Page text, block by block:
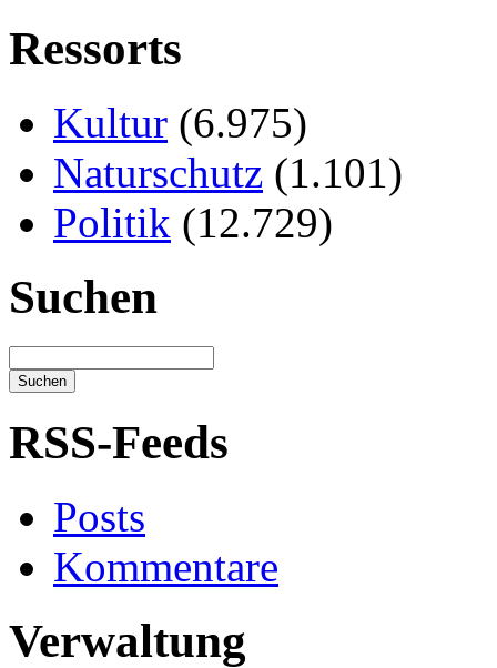
Ressorts
Kultur (6.975)
Naturschutz (1.101)
Politik (12.729)
Suchen
RSS-Feeds
Posts
Kommentare
Verwaltung